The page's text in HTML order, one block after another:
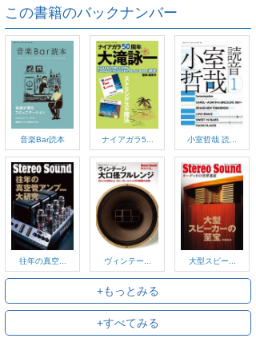
この書籍のバックナンバー
音楽Bar読本 ナイアガラ5... 小室哲哉 読...
往年の真空... ヴィンテー... 大型スピー...
+もっとみる
+すべてみる